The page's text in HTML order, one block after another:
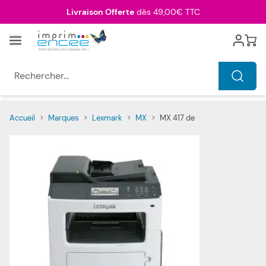
Livraison Offertedès 49,00€ TTC
Menu Cart
Accueil > Marques > Lexmark > MX > MX 417 de